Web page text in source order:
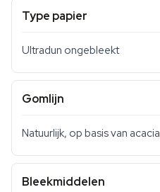
Type papier
Ultradun ongebleekt
Gomlijn
Natuurlijk, op basis van acacia
Bleekmiddelen